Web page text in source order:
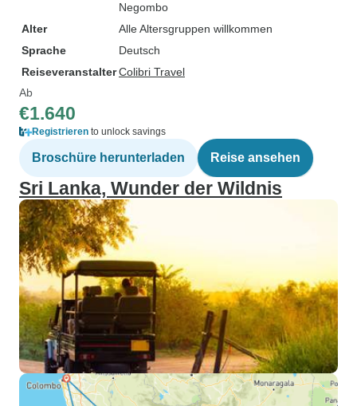
Negombo
Alter
Alle Altersgruppen willkommen
Sprache
Deutsch
ReiseveranstalterColibri Travel
Ab
€1.640
Registrieren to unlock savings
Broschüre herunterladen Reise ansehen
Sri Lanka, Wunder der Wildnis